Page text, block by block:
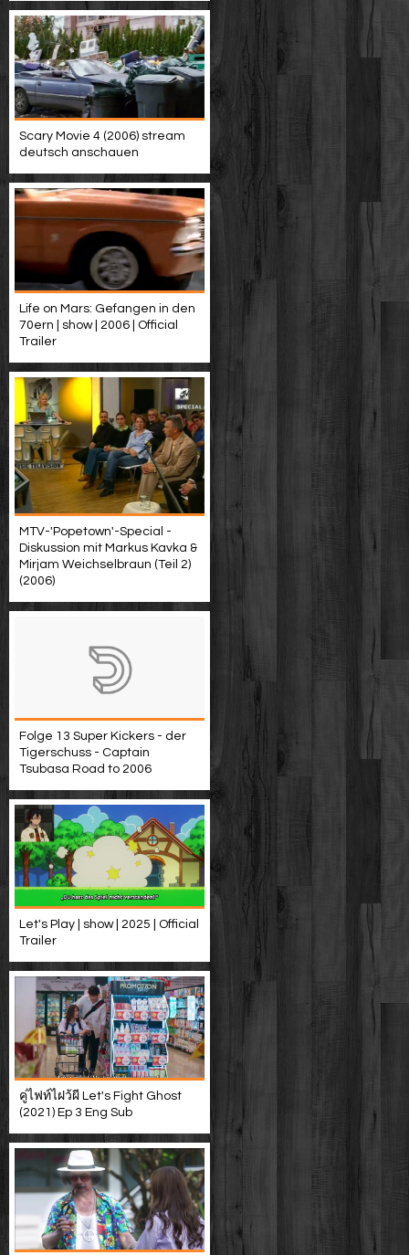
Scary Movie 4 (2006) stream
deutsch anschauen
Life on Mars: Gefangen in den
70ern | show | 2006 | Official
Trailer
MTV-'Popetown'-Special -
Diskussion mit Markus Kavka &
Mirjam Weichselbraun (Teil 2)
(2006)
Folge 13 Super Kickers - der
Tigerschuss - Captain
Tsubasa Road to 2006
Let's Play | show | 2025 | Official
Trailer
คู่ไฟท์ไฝว้ผี Let's Fight Ghost
(2021) Ep 3 Eng Sub